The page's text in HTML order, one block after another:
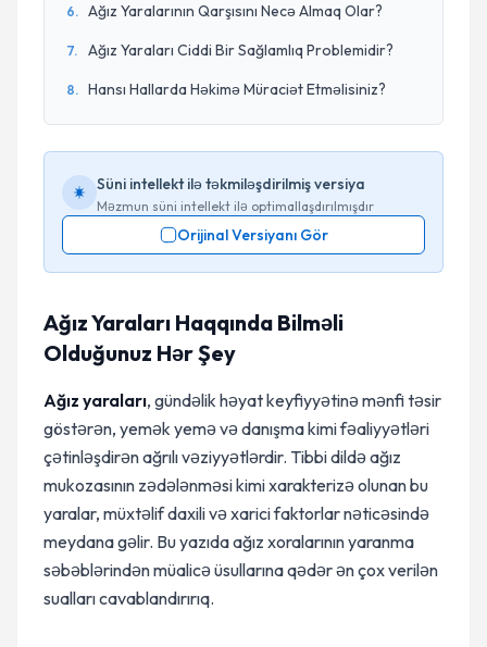
6. Ağız Yaralarının Qarşısını Necə Almaq Olar?
7. Ağız Yaraları Ciddi Bir Sağlamlıq Problemidir?
8. Hansı Hallarda Həkimə Müraciət Etməlisiniz?
Süni intellekt ilə təkmiləşdirilmiş versiya
Məzmun süni intellekt ilə optimallaşdırılmışdır
Orijinal Versiyanı Gör
Ağız Yaraları Haqqında Bilməli
Olduğunuz Hər Şey
Ağız yaraları, gündəlik həyat keyfiyyətinə mənfi təsir
göstərən, yemək yemə və danışma kimi fəaliyyətləri
çətinləşdirən ağrılı vəziyyətlərdir. Tibbi dildə ağız
mukozasının zədələnməsi kimi xarakterizə olunan bu
yaralar, müxtəlif daxili və xarici faktorlar nəticəsində
meydana gəlir. Bu yazıda ağız xoralarının yaranma
səbəblərindən müalicə üsullarına qədər ən çox verilən
sualları cavablandırırıq.